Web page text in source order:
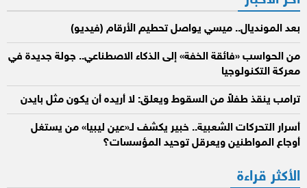
بعد المونديال.. ميسي يواصل تحطيم الأرقام (فيديو)
من الحواسب «فائقة الخفة» إلى الذكاء الاصطناعي.. جولة جديدة في
معركة التكنولوجيا
ترامب ينقذ طفلاً من السقوط ويعلق: لا أريده أن يكون مثل بايدن
أسرار التحركات الشعبية.. خبير يكشف لـ«عين ليبيا» من يستغل
أوجاع المواطنين ويعرقل توحيد المؤسسات؟
الأكثر قراءة